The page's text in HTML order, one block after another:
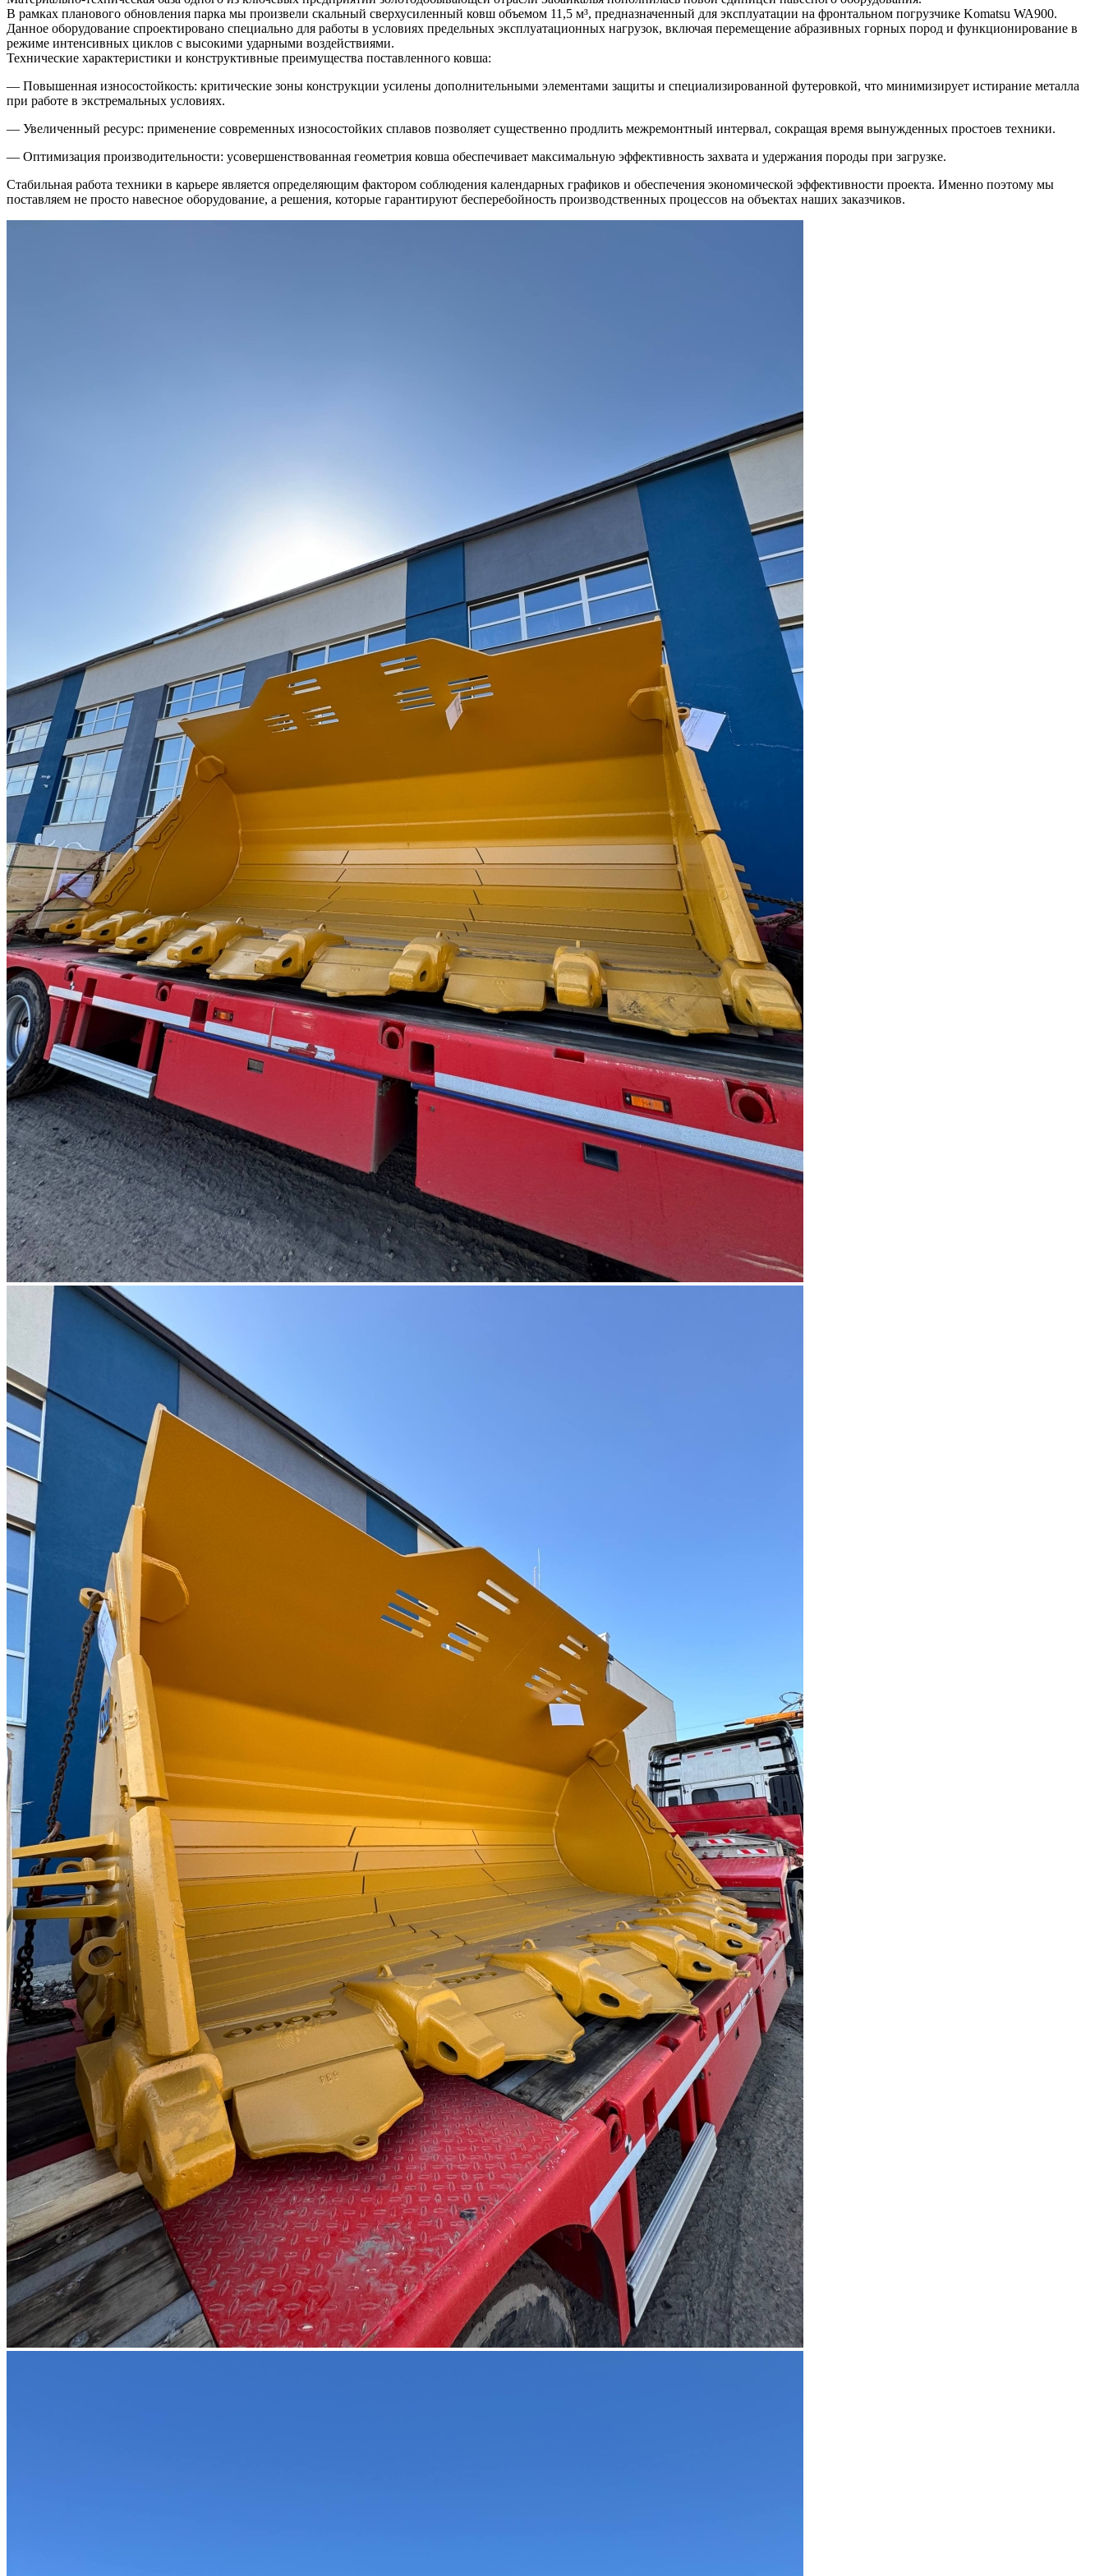
В рамках планового обновления парка мы произвели скальный сверхусиленный ковш объемом 11,5 м³, предназначенный для эксплуатации на фронтальном погрузчике Komatsu WA900.
Данное оборудование спроектировано специально для работы в условиях предельных эксплуатационных нагрузок, включая перемещение абразивных горных пород и функционирование в
режиме интенсивных циклов с высокими ударными воздействиями.
Технические характеристики и конструктивные преимущества поставленного ковша:
— Повышенная износостойкость: критические зоны конструкции усилены дополнительными элементами защиты и специализированной футеровкой, что минимизирует истирание металла
при работе в экстремальных условиях.
— Увеличенный ресурс: применение современных износостойких сплавов позволяет существенно продлить межремонтный интервал, сокращая время вынужденных простоев техники.
— Оптимизация производительности: усовершенствованная геометрия ковша обеспечивает максимальную эффективность захвата и удержания породы при загрузке.
Стабильная работа техники в карьере является определяющим фактором соблюдения календарных графиков и обеспечения экономической эффективности проекта. Именно поэтому мы
поставляем не просто навесное оборудование, а решения, которые гарантируют бесперебойность производственных процессов на объектах наших заказчиков.